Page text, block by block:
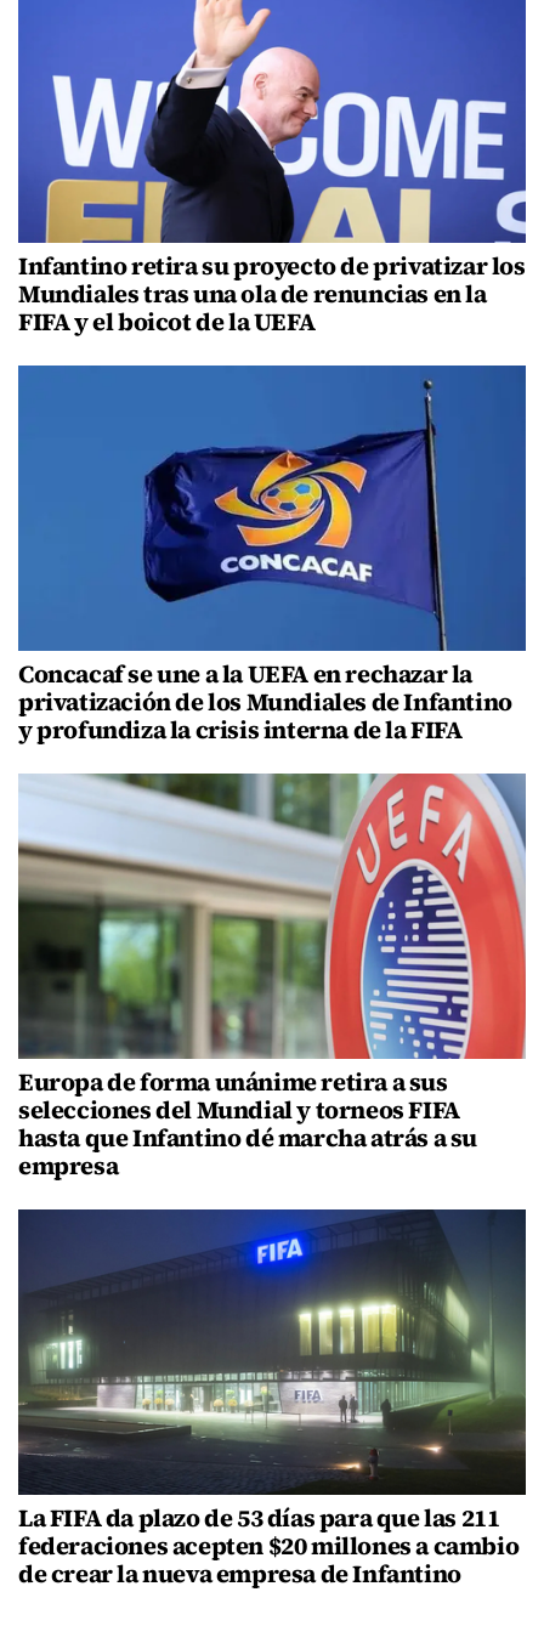
Infantino retira su proyecto de privatizar los
Mundiales tras una ola de renuncias en la
FIFA y el boicot de la UEFA
Concacaf se une a la UEFA en rechazar la
privatización de los Mundiales de Infantino
y profundiza la crisis interna de la FIFA
Europa de forma unánime retira a sus
selecciones del Mundial y torneos FIFA
hasta que Infantino dé marcha atrás a su
empresa
La FIFA da plazo de 53 días para que las 211
federaciones acepten $20 millones a cambio
de crear la nueva empresa de Infantino